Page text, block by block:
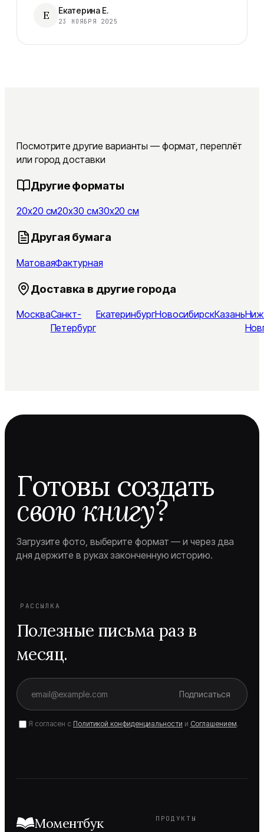
Е Екатерина Е.
23 НОЯБРЯ 2025
Посмотрите другие варианты — формат, переплёт
или город доставки
Другие форматы
20x20 см20x30 см30x20 см
Другая бумага
МатоваяФактурная
Доставка в другие города
МоскваСанкт-
Петербург
ЕкатеринбургНовосибирскКазань
Готовы создать
свою книгу?
Загрузите фото, выберите формат — и через два
дня держите в руках законченную историю.
РАССЫЛКА
Полезные письма раз в
месяц.
Подписаться
Я согласен с Политикой конфиденциальности и Соглашением.
Моментбук ПРОДУКТЫ